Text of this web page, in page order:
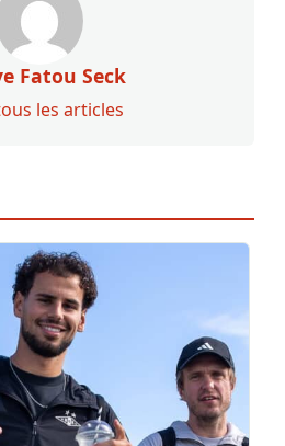
Fatou Seck
les articles